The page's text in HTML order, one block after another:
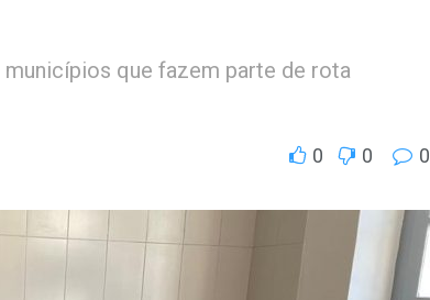
que fazem parte de rota
0 0 0